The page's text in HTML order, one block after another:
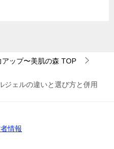
ップ〜美肌の森 TOP
ジェルの違いと選び方と併用
情報